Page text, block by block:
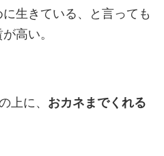
生きている、と言っても
高い。
上に、 おカネまでくれる